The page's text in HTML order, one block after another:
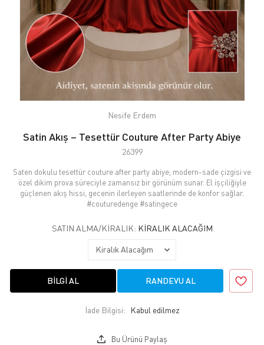
Nesife Erdem
Satin Akış – Tesettür Couture After Party Abiye
26399
Saten dokulu tesettür couture after party abiye; modern-sade çizgisi ve
özel dikim prova süreciyle zamansız bir görünüm sunar. El işçiliğiyle
güçlenen akış hissi, gecenin ilerleyen saatlerinde de konfor sağlar.
#couturedenge #satingece
SATIN ALMA/KIRALIK: KIRALIK ALACAĞIM
BILGI AL RANDEVU AL
İade Bilgisi:
Bu Ürünü Paylaş